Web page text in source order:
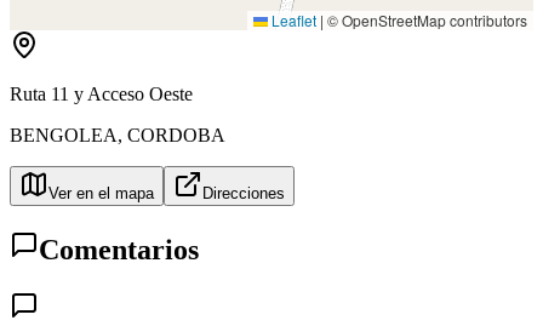
Leaflet | © OpenStreetMap contributors
Ruta 11 y Acceso Oeste
BENGOLEA, CORDOBA
Ver en el mapa Direcciones
Comentarios